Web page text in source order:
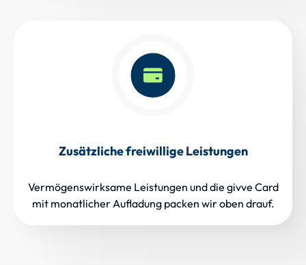
Zusätzliche freiwillige Leistungen
Vermögenswirksame Leistungen und die givve Card
mit monatlicher Aufladung packen wir oben drauf.